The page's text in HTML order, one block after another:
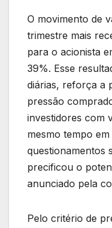
O movimento de
trimestre mais
para o acionista
39%. Esse
diárias, reforça a
pressão
investidores com
mesmo tempo
questionamentos
precificou o
anunciado pela
Pelo critério de